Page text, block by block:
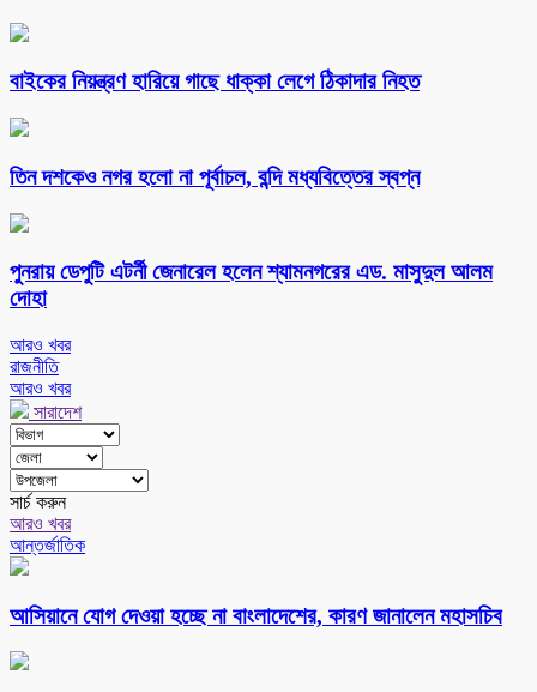
বাইকের নিয়ন্ত্রণ হারিয়ে গাছে ধাক্কা লেগে ঠিকাদার নিহত
তিন দশকেও নগর হলো না পূর্বাচল, বন্দি মধ্যবিত্তের স্বপ্ন
পুনরায় ডেপুটি এটর্নী জেনারেল হলেন শ্যামনগরের এড. মাসুদুল আলম
দোহা
আরও খবর
রাজনীতি
আরও খবর
সারাদেশ
সার্চ করুন
আরও খবর
আন্তর্জাতিক
আসিয়ানে যোগ দেওয়া হচ্ছে না বাংলাদেশের, কারণ জানালেন মহাসচিব